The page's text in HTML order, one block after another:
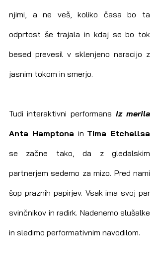
njimi, a ne veš, koliko časa bo ta
odprtost še trajala in kdaj se bo tok
besed prevesil v sklenjeno naracijo z
jasnim tokom in smerjo.
Tudi interaktivni performans
Anta Hamptona in Tima Etchellsa
se začne tako, da z gledalskim
partnerjem sedemo za mizo. Pred nami
šop praznih papirjev. Vsak ima svoj par
svinčnikov in radirk. Nadenemo slušalke
in sledimo performativnim navodilom.